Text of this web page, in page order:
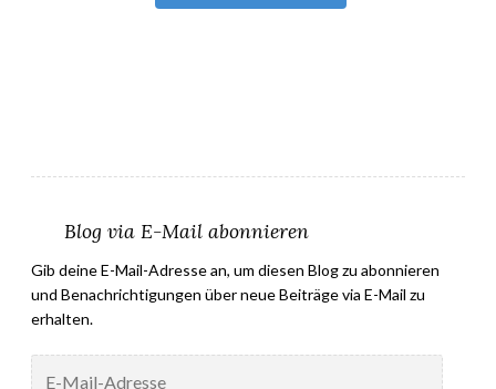
Blog via E-Mail abonnieren
Gib deine E-Mail-Adresse an, um diesen Blog zu abonnieren
und Benachrichtigungen über neue Beiträge via E-Mail zu
erhalten.